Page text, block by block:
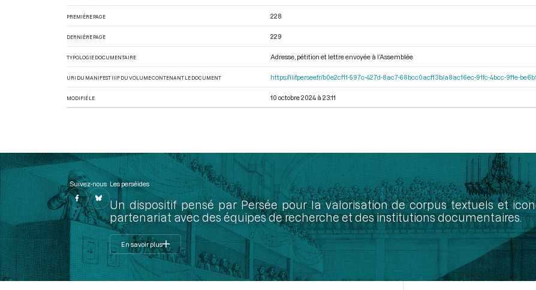
PREMIÈRE PAGE 228
DERNIÈRE PAGE 229
TYPOLOGIE DOCUMENTAIRE Adresse, pétition et lettre envoyée à l’Assemblée
URI DU MANIFEST IIIF DU VOLUME CONTENANT LE DOCUMENT https://iiif.persee.fr/b0e2cf11-597c-427d-8ac7-68bcc0acf13b/a8ac16ec-91fc-4bcc-9f1e-
MODIFIÉ LE 10 octobre 2024 à 23:11
Suivez-nous Les perséides
Un dispositif pensé par Persée pour la valorisation de corpus textuels et
partenariat avec des équipes de recherche et des institutions documentaires.
En savoir plus